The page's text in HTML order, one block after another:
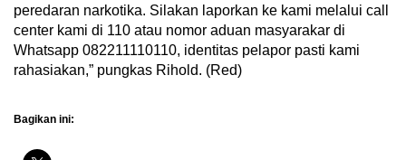
peredaran narkotika. Silakan laporkan ke kami melalui call
center kami di 110 atau nomor aduan masyarakar di
Whatsapp 082211110110, identitas pelapor pasti kami
rahasiakan,” pungkas Rihold. (Red)
Bagikan ini: